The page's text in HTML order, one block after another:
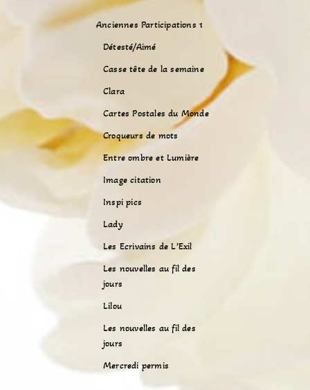
Anciennes Participations 1
Détesté/Aimé
Casse tête de la semaine
Clara
Cartes Postales du Monde
Croqueurs de mots
Entre ombre et Lumière
Image citation
Inspi pics
Lady
Les Ecrivains de L’Exil
Les nouvelles au fil des
jours
Lilou
Les nouvelles au fil des
jours
Mercredi permis